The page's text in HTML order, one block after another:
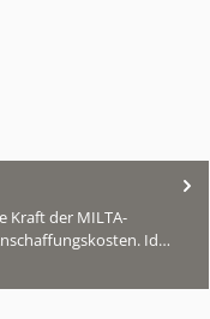
Kraft der MILTA-
Id…